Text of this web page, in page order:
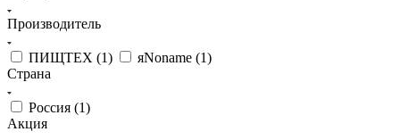
Производитель
ПИЩТЕХ (1) яNoname (1)
Страна
Россия (1)
Акция